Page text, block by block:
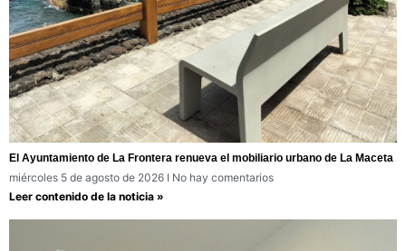
El Ayuntamiento de La Frontera renueva el mobiliario urbano de La Maceta
miércoles 5 de agosto de 2026
No hay comentarios
Leer contenido de la noticia »